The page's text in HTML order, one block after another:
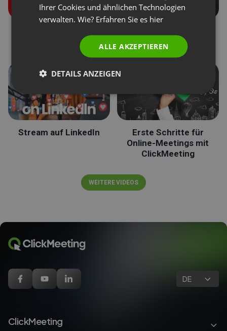
Veranstaltungen
Teilnehmern
Stream auf LinkedIn
Erste Schritte für
Online-Meetings mit
ClickMeeting
WEITERE VIDEOS
DE
ClickMeeting
Ihrer Cookies und ähnlichen Technologien
verwalten. Wie? Erfahren Sie es hier
ALLE AKZEPTIEREN
DETAILS ANZEIGEN